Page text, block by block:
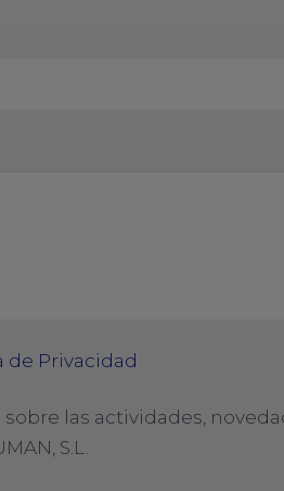
de Privacidad
las actividades,
S.L.